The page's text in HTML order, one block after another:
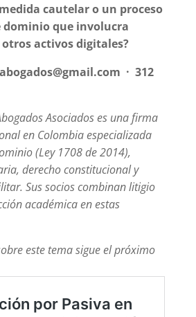
cautelar o un proceso
dominio que involucra
activos digitales?
· 312
Asociados es una firma
en Colombia especializada
(Ley 1708 de 2014),
derecho constitucional y
Sus socios combinan litigio
académica en estas
este tema sigue el próximo